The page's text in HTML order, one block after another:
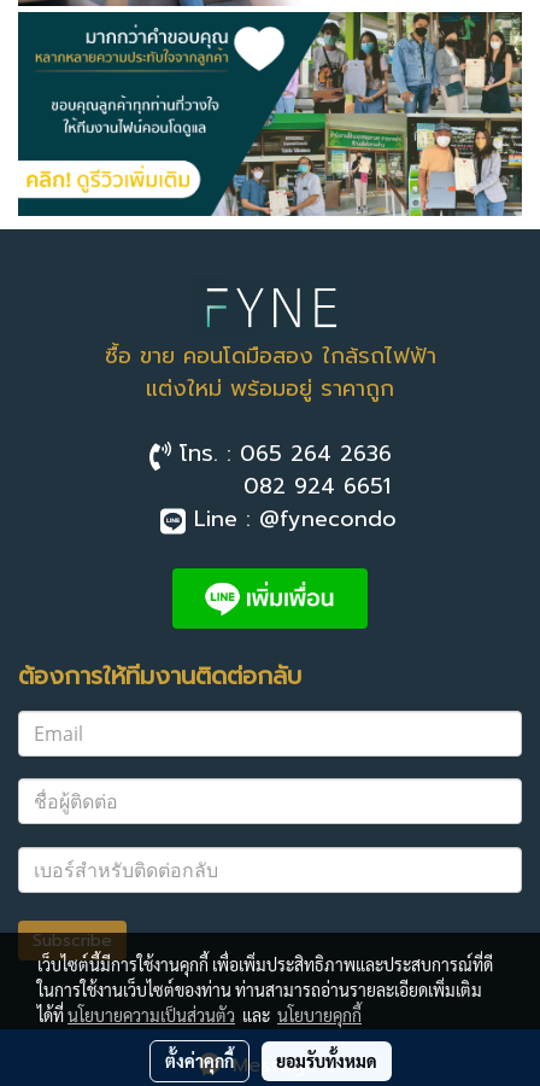
Message Us
ซื้อ ขาย คอนโดมือสอง ใกล้รถไฟฟ้า
แต่งใหม่ พร้อมอยู่ ราคาถูก
โทร. : 065 264 2636
082 924 6651
Line : @fynecondo
ต้องการให้ทีมงานติดต่อกลับ
Subscribe
© Copyright 2022 All Rights Reserved.
เว็บไซต์นี้มีการใช้งานคุกกี้ เพื่อเพิ่มประสิทธิภาพและประสบการณ์ที่ดี
ในการใช้งานเว็บไซต์ของท่าน ท่านสามารถอ่านรายละเอียดเพิ่มเติม
ได้ที่นโยบายความเป็นส่วนตัว และ นโยบายคุกกี้
ตั้งค่าคุกกี้ ยอมรับทั้งหมด